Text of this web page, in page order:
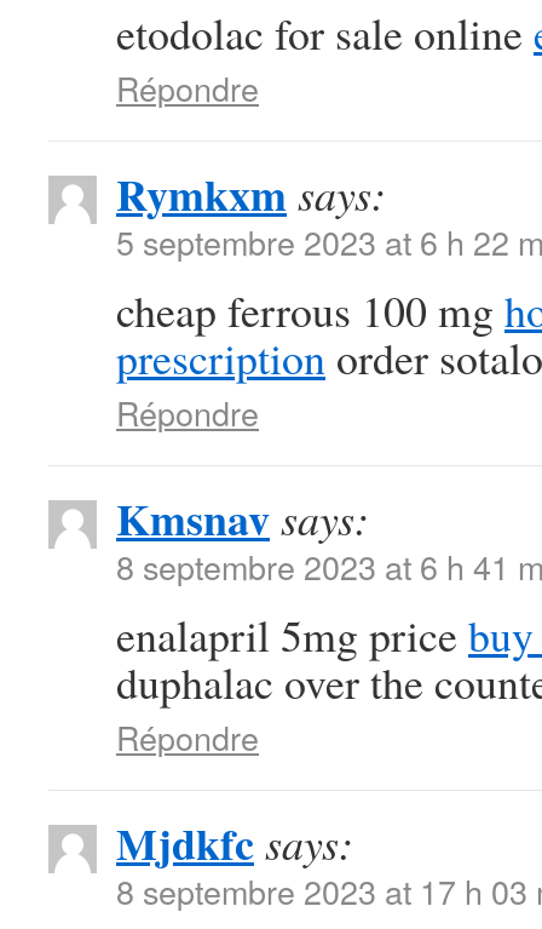
etodolac for sale online
Répondre
Rymkxmsays:
5 septembre 2023 at 6 h 22
cheap ferrous 100 mg
prescription order
Répondre
Kmsnavsays:
8 septembre 2023 at 6 h 41
enalapril 5mg price
duphalac over the
Répondre
Mjdkfcsays:
8 septembre 2023 at 17 h 03